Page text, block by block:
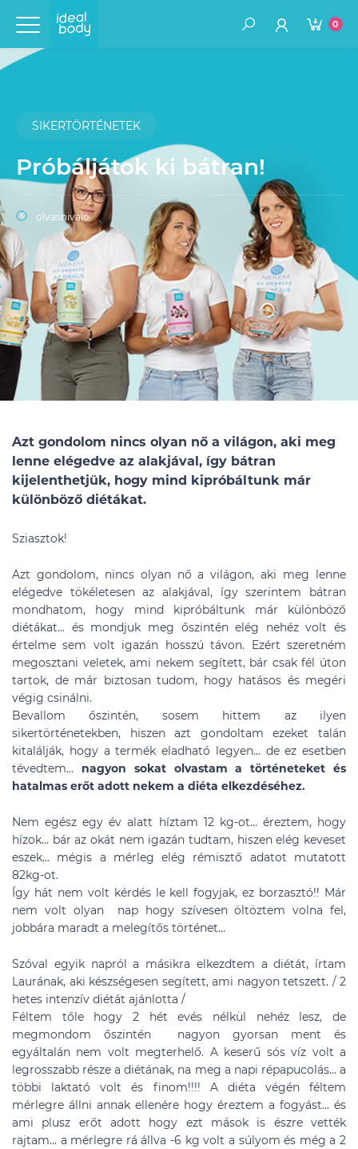
0
SIKERTÖRTÉNETEK
Próbáljátok ki bátran!
olvasnivaló
Azt gondolom nincs olyan nő a világon, aki meg
lenne elégedve az alakjával, így bátran
kijelenthetjük, hogy mind kipróbáltunk már
különböző diétákat.
Sziasztok!
Azt gondolom, nincs olyan nő a világon, aki meg lenne
elégedve tökéletesen az alakjával, így szerintem bátran
mondhatom, hogy mind kipróbáltunk már különböző
diétákat... és mondjuk meg őszintén elég nehéz volt és
értelme sem volt igazán hosszú távon. Ezért szeretném
megosztani veletek, ami nekem segített, bár csak fél úton
tartok, de már biztosan tudom, hogy hatásos és megéri
végig csinálni.
Bevallom őszintén, sosem hittem az ilyen
sikertörténetekben, hiszen azt gondoltam ezeket talán
kitalálják, hogy a termék eladható legyen... de ez esetben
tévedtem... nagyon sokat olvastam a történeteket és
hatalmas erőt adott nekem a diéta elkezdéséhez.
Nem egész egy év alatt híztam 12 kg-ot... éreztem, hogy
hízok... bár az okát nem igazán tudtam, hiszen elég keveset
eszek... mégis a mérleg elég rémisztő adatot mutatott
82kg-ot.
Így hát nem volt kérdés le kell fogyjak, ez borzasztó!! Már
nem volt olyan nap hogy szívesen öltöztem volna fel,
jobbára maradt a melegítős történet...
Szóval egyik napról a másikra elkezdtem a diétát, írtam
Laurának, aki készségesen segített, ami nagyon tetszett. / 2
hetes intenzív diétát ajánlotta /
Féltem tőle hogy 2 hét evés nélkül nehéz lesz, de
megmondom őszintén nagyon gyorsan ment és
egyáltalán nem volt megterhelő. A keserű sós víz volt a
legrosszabb része a diétának, na meg a napi répapucolás... a
többi laktató volt és finom!!!! A diéta végén féltem
mérlegre állni annak ellenére hogy éreztem a fogyást... és
ami plusz erőt adott hogy ezt mások is észre vették
rajtam... a mérlegre rá állva -6 kg volt a súlyom és még a 2